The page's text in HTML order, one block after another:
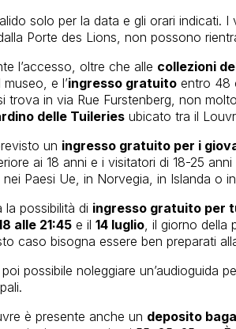
solo per la data e gli orari indicati.
Porte des Lions, non possono
l’accesso, oltre che alle collezioni
e l’ingresso gratuitoentro 48
trova in via Rue Furstenberg, non
delle Tuileriesubicato tra il
un ingresso gratuito per i
ai 18 anni e i visitatori di 18-25
Paesi Ue, in Norvegia, in Islanda o
la possibilità di ingresso gratuito per
alle 21:45e il 14 luglio, il giorno della
caso bisogna essere ben preparati
possibile noleggiare un’audioguida
è presente anche un deposito